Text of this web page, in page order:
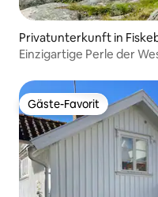
Privatunterkunft in
Einzigartige Perle der
Gäste-Favorit
Gäste-Favorit